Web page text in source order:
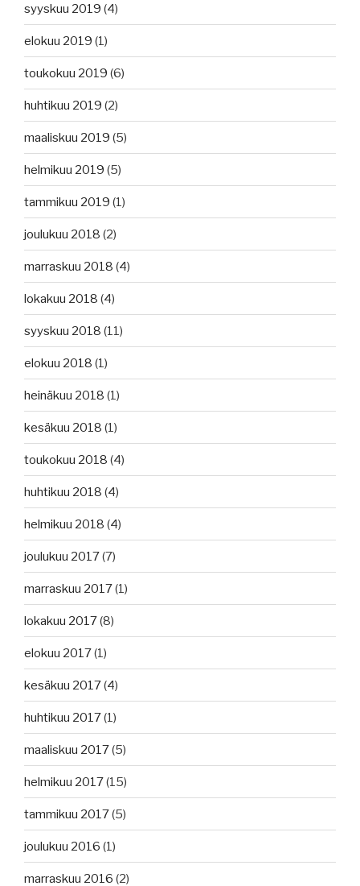
syyskuu 2019 (4)
elokuu 2019 (1)
toukokuu 2019 (6)
huhtikuu 2019 (2)
maaliskuu 2019 (5)
helmikuu 2019 (5)
tammikuu 2019 (1)
joulukuu 2018 (2)
marraskuu 2018 (4)
lokakuu 2018 (4)
syyskuu 2018 (11)
elokuu 2018 (1)
heinäkuu 2018 (1)
kesäkuu 2018 (1)
toukokuu 2018 (4)
huhtikuu 2018 (4)
helmikuu 2018 (4)
joulukuu 2017(7)
marraskuu 2017(1)
lokakuu 2017(8)
elokuu 2017(1)
kesäkuu 2017(4)
huhtikuu 2017(1)
maaliskuu 2017(5)
helmikuu 2017(15)
tammikuu 2017(5)
joulukuu 2016 (1)
marraskuu 2016 (2)